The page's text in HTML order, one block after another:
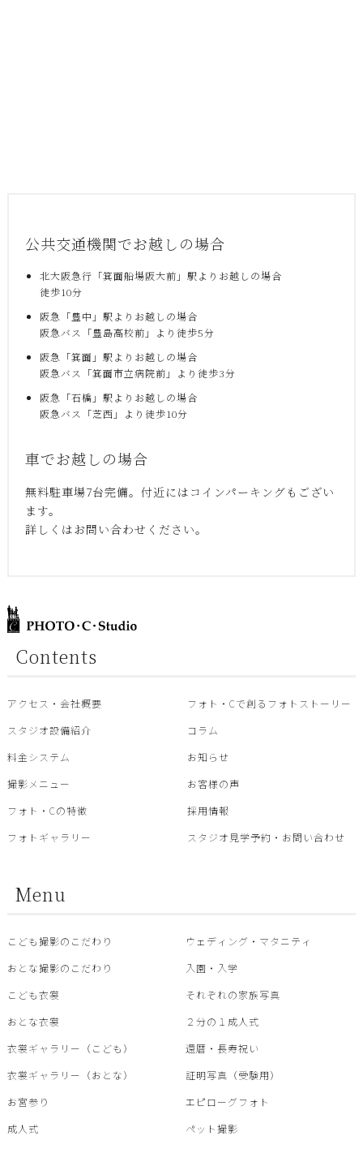
公共交通機関でお越しの場合
北大阪急行「箕面船場阪大前」駅よりお越しの場合
徒歩10分
阪急「豊中」駅よりお越しの場合
阪急バス「豊島高校前」より徒歩5分
阪急「箕面」駅よりお越しの場合
阪急バス「箕面市立病院前」より徒歩3分
阪急「石橋」駅よりお越しの場合
阪急バス「芝西」より徒歩10分
車でお越しの場合
無料駐車場7台完備。付近にはコインパーキングもござい
ます。
詳しくはお問い合わせください。
Contents
アクセス・会社概要
スタジオ設備紹介
料金システム
撮影メニュー
フォト・Cの特徴
フォトギャラリー
フォト・Cで創るフォトストーリー
コラム
お知らせ
お客様の声
採用情報
スタジオ見学予約・お問い合わせ
Menu
こども撮影のこだわり
おとな撮影のこだわり
こども衣裳
おとな衣裳
衣裳ギャラリー（こども）
衣裳ギャラリー（おとな）
お宮参り
成人式
ウェディング・マタニティ
入園・入学
それぞれの家族写真
２分の１成人式
還暦・⾧寿祝い
証明写真（受験用）
エピローグフォト
ペット撮影